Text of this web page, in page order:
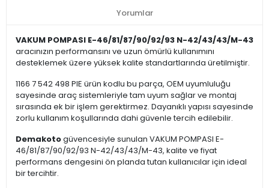
Yorumlar
VAKUM POMPASI E-46/81/87/90/92/93 N-42/43/43/M-43
aracınızın performansını ve uzun ömürlü kullanımını
desteklemek üzere yüksek kalite standartlarında üretilmiştir.
1166 7 542 498 PIE ürün kodlu bu parça, OEM uyumluluğu
sayesinde araç sistemleriyle tam uyum sağlar ve montaj
sırasında ek bir işlem gerektirmez. Dayanıklı yapısı sayesinde
zorlu kullanım koşullarında dahi güvenle tercih edilebilir.
Demakotogüvencesiyle sunulan VAKUM POMPASI E-
46/81/87/90/92/93 N-42/43/43/M-43, kalite ve fiyat
performans dengesini ön planda tutan kullanıcılar için ideal
bir tercihtir.